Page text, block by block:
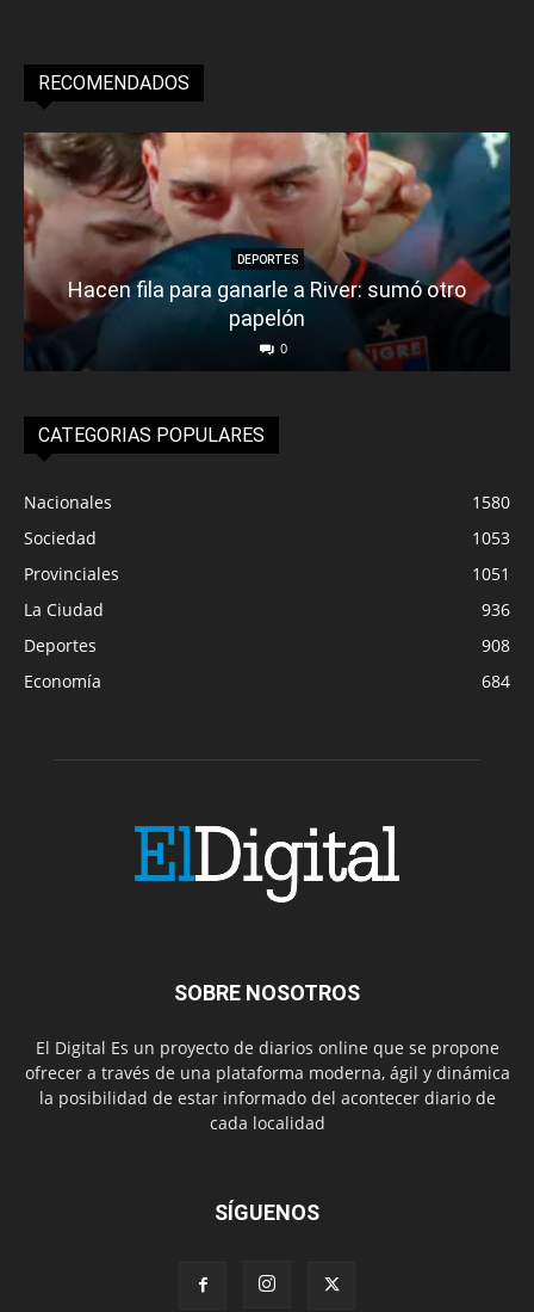
RECOMENDADOS
DEPORTES
Hacen fila para ganarle a River: sumó otro
papelón
0
CATEGORIAS POPULARES
Nacionales
1580
Sociedad
1053
Provinciales
1051
La Ciudad
936
Deportes
908
Economía
684
SOBRE NOSOTROS
El Digital Es un proyecto de diarios online que se propone
ofrecer a través de una plataforma moderna, ágil y dinámica
la posibilidad de estar informado del acontecer diario de
cada localidad
SÍGUENOS